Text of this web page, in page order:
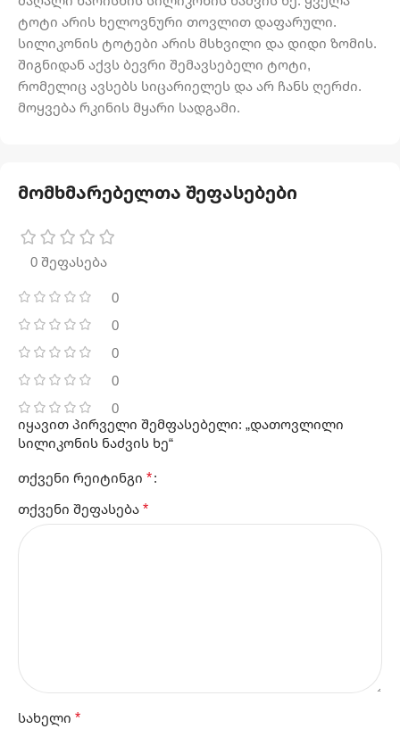
ტოტი არის ხელოვნური თოვლით დაფარული.
სილიკონის ტოტები არის მსხვილი და დიდი ზომის.
შიგნიდან აქვს ბევრი შემავსებელი ტოტი,
რომელიც ავსებს სიცარიელეს და არ ჩანს ღერძი.
მოყვება რკინის მყარი სადგამი.
მომხმარებელთა შეფასებები
0 შეფასება
0
0
0
0
0
იყავით პირველი შემფასებელი: „დათოვლილი
სილიკონის ნაძვის ხე“
თქვენი რეიტინგი *
თქვენი შეფასება *
სახელი *